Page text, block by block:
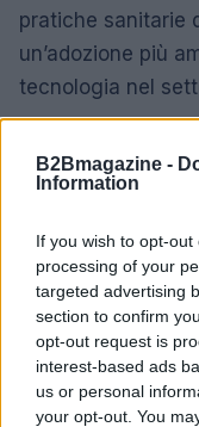
B2Bmagazine -
Information
If you wish to opt-
processing of your
targeted advertising
section to confirm
opt-out request is
interest-based ads
us or personal
your opt-out. You
pratiche sanitarie
un’adozione più
tecnologia nel
AUTORE
Beatrice
su una
accesso
fact-
tiene un
pubblici